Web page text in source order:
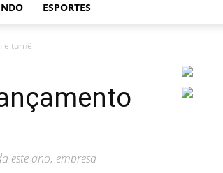
ESPORTES
e turnê
este ano, empresa